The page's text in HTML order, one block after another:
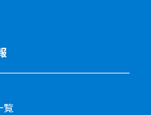
覧